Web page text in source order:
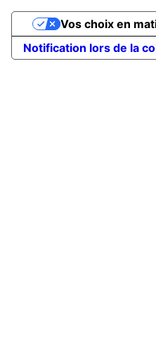
Notification lors de la
Vos choix en